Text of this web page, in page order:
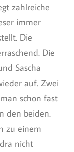
zahlreiche
immer
Die
Die
Sascha
auf. Zwei
schon fast
den beiden.
zu einem
nicht